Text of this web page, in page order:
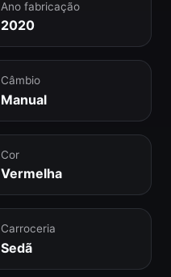
Ano fabricação
2020
Câmbio
Manual
Cor
Vermelha
Carroceria
Sedã